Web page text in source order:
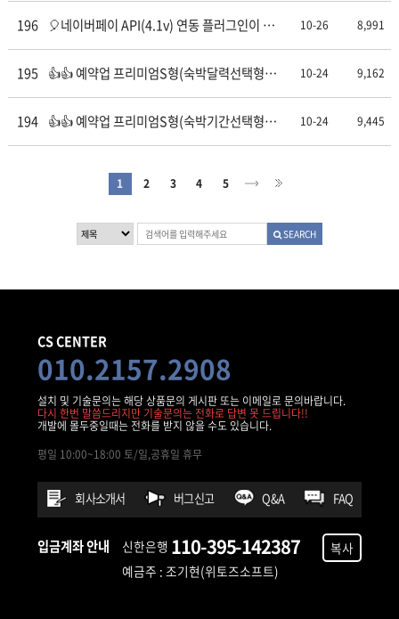
196 🎈네이버페이 API(4.1v) 연동 플러그인이 업
10-26 8,991
195 👍👍 예약업 프리미엄S형(숙박달력선택형)
10-24 9,162
194 👍👍 예약업 프리미엄S형(숙박기간선택형)
10-24 9,445
1 2 3 4 5
SEARCH
CS CENTER
010.2157.2908
설치 및 기술문의는 해당 상품문의 게시판 또는 이메일로 문의바랍니다.
다시 한번 말씀드리지만 기술문의는 전화로 답변 못 드립니다!!
개발에 몰두중일때는 전화를 받지 않을 수도 있습니다.
평일 10:00~18:00 토/일,공휴일 휴무
회사소개서 버그신고 Q&A FAQ
입금계좌 안내 신한은행 110-395-142387
복사
예금주 : 조기현(위토즈소프트)